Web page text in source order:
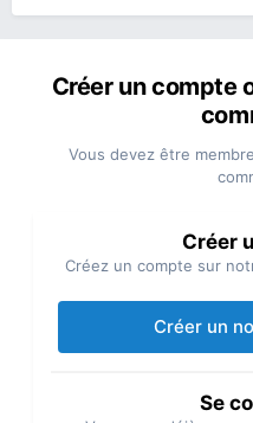
Créer un compte
Vous devez être
Créer
Créez un compte sur
Créer un
Se